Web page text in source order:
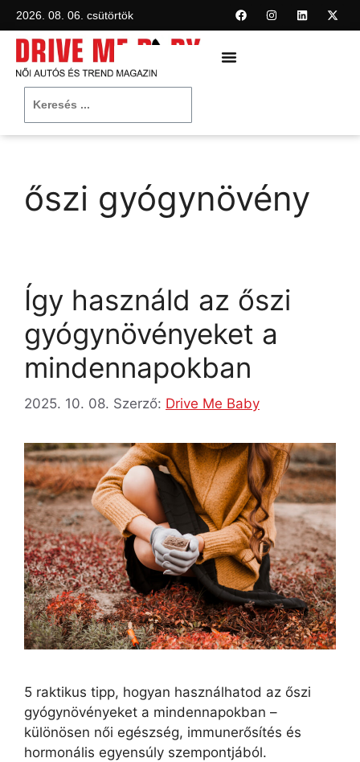
2026. 08. 06. csütörtök
őszi gyógynövény
Így használd az őszi
gyógynövényeket a
mindennapokban
2025. 10. 08. Szerző: Drive Me Baby
5 raktikus tipp, hogyan használhatod az őszi
gyógynövényeket a mindennapokban –
különösen női egészség, immunerősítés és
hormonális egyensúly szempontjából.